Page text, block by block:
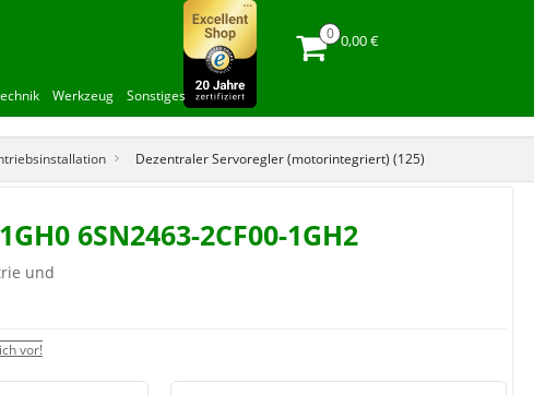
0,00 €
Werkzeug Sonstiges
Dezentraler Servoregler (motorintegriert) (125)
6SN2463-2CF00-1GH2
und
vor!